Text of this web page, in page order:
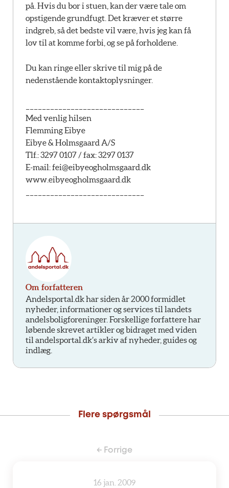
på. Hvis du bor i stuen, kan der være tale om
opstigende grundfugt. Det kræver et større
indgreb, så det bedste vil være, hvis jeg kan få
lov til at komme forbi, og se på forholdene.
Du kan ringe eller skrive til mig på de
nedenstående kontaktoplysninger.
Med venlig hilsen
Flemming Eibye
Eibye & Holmsgaard A/S
Tlf.: 3297 0107 / fax: 3297 0137
E-mail:fei@eibyeogholmsgaard.dk
www.eibyeogholmsgaard.dk
Om forfatteren
Andelsportal.dk har siden år 2000 formidlet
nyheder, informationer og services til landets
andelsboligforeninger. Forskellige forfattere har
løbende skrevet artikler og bidraget med viden
til andelsportal.dk’s arkiv af nyheder, guides og
indlæg.
Flere spørgsmål
← Forrige
16 jan. 2009